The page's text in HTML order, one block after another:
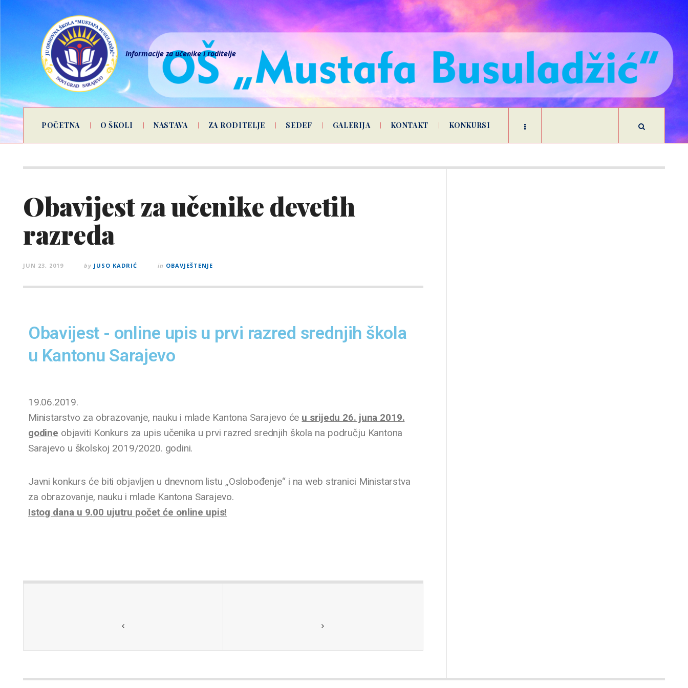
Informacije za učenike i roditelje
POČETNA O ŠKOLI NASTAVA ZA RODITELJE SEDEF GALERIJA KONTAKT KONKURSI
Obavijest za učenike devetih
razreda
JUN 23, 2019 by JUSO KADRIĆ in OBAVJEŠTENJE
Obavijest - online upis u prvi razred srednjih škola
u Kantonu Sarajevo
19.06.2019.
Ministarstvo za obrazovanje, nauku i mlade Kantona Sarajevo će u srijedu 26. juna 2019.
godine objaviti Konkurs za upis učenika u prvi razred srednjih škola na području Kantona
Sarajevo u školskoj 2019/2020. godini.
Javni konkurs će biti objavljen u dnevnom listu „Oslobođenje“ i na web stranici Ministarstva
za obrazovanje, nauku i mlade Kantona Sarajevo.
Istog dana u 9.00 ujutru počet će online upis!